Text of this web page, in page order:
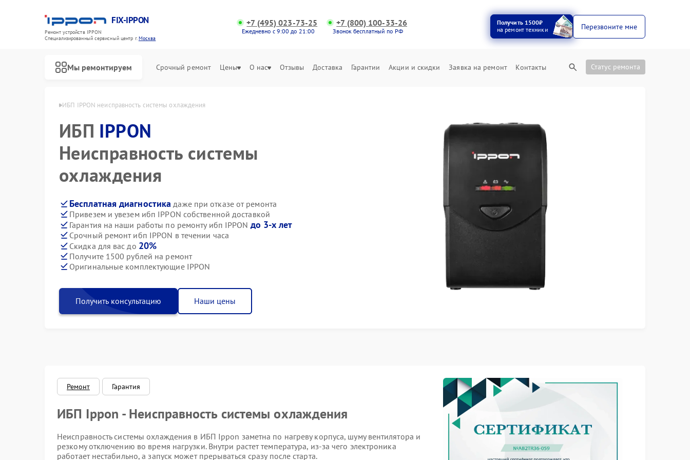
FIX-IPPON
Ремонт устройств IPPON
Специализированный cервисный центр г.Москва
+7 (495) 023-73-25
Ежедневно с 9:00 до 21:00
+7 (800) 100-33-26
Звонок бесплатный по РФ
Получить 1500₽
на ремонт техники
Перезвоните мне
Мы ремонтируем Срочный ремонт Цены О нас Отзывы Доставка Гарантии Акции и скидки Заявка на ремонт Контакты Статус ремонта
IPPON в Москве ИБП IPPON неисправность системы охлаждения
ИБП IPPON
Неисправность системы
охлаждения
Бесплатная диагностика даже при отказе от ремонта
Привезем и увезем ибп IPPON собственной доставкой
Гарантия на наши работы по ремонту ибп IPPON до 3-х лет
Срочный ремонт ибп IPPON в течении часа
Скидка для вас до 20%
Получите 1500 рублей на ремонт
Оригинальные комплектующие IPPON
Получить консультацию Наши цены
Ремонт Гарантия
ИБП Ippon - Неисправность системы охлаждения
Неисправность системы охлаждения в ИБП Ippon заметна по нагреву корпуса, шуму вентилятора и
резкому отключению во время нагрузки. Внутри растет температура, из-за чего электроника
работает нестабильно, а запуск может прерываться сразу после старта.